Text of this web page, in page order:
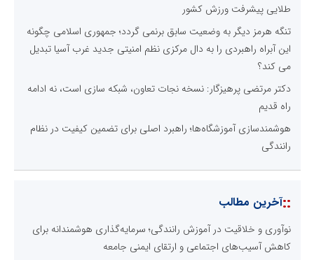
طلایی پیشرفت ورزش کشور
تنگه هرمز دیگر به وضعیت سابق برنمی گردد؛ جمهوری اسلامی چگونه
این آبراه راهبردی را به دال مرکزی نظم امنیتی جدید غرب آسیا تبدیل
می کند؟
دکتر مرتضی پرهیزگار: نسخه نجات تعاون، شبکه سازی است، نه ادامه
راه قدیم
هوشمندسازی آموزشگاه‌ها؛ راهبرد اصلی برای تضمین کیفیت در نظام
رانندگی
::آخرین مطالب
نوآوری و خلاقیت در آموزش رانندگی؛ سرمایه‌گذاری هوشمندانه برای
کاهش آسیب‌های اجتماعی و ارتقای ایمنی جامعه